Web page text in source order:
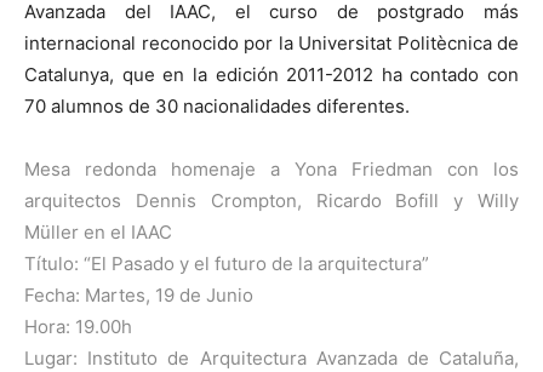
Avanzada del IAAC, el curso de postgrado más
internacional reconocido por la Universitat Politècnica de
Catalunya, que en la edición 2011-2012 ha contado con
70 alumnos de 30 nacionalidades diferentes.
Mesa redonda homenaje a Yona Friedman con los
arquitectos Dennis Crompton, Ricardo Bofill y Willy
Müller en el IAAC
Título: “El Pasado y el futuro de la arquitectura”
Fecha: Martes, 19 de Junio
Hora: 19.00h
Lugar: Instituto de Arquitectura Avanzada de Cataluña,